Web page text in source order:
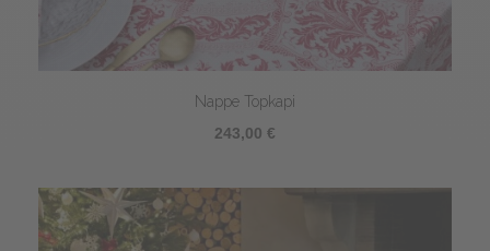
Nappe Topkapi
243,00 €